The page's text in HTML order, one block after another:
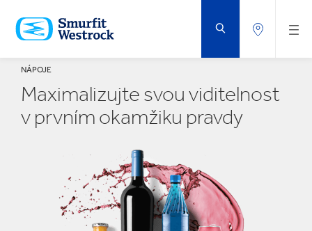
NA
HLAVNÍ
OBSAH
NÁPOJE
Maximalizujte svou viditelnost
v prvním okamžiku pravdy